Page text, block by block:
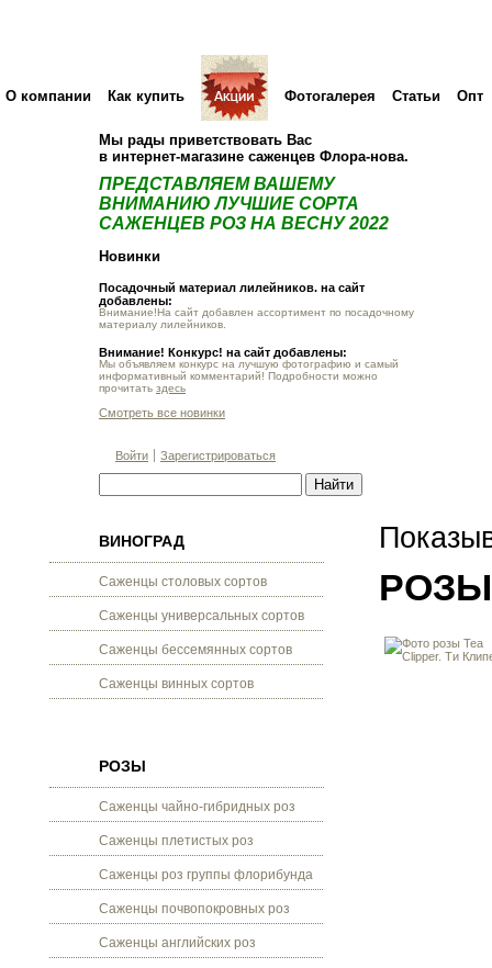
О компании Как купить Фотогалерея Статьи Опт
Мы рады приветствовать Вас
в интернет-магазине саженцев Флора-нова.
ПРЕДСТАВЛЯЕМ ВАШЕМУ
ВНИМАНИЮ ЛУЧШИЕ СОРТА
САЖЕНЦЕВ РОЗ НА ВЕСНУ 2022
Новинки
Посадочный материал лилейников. на сайт
добавлены:
Внимание!На сайт добавлен ассортимент по посадочному
материалу лилейников.
Внимание! Конкурс! на сайт добавлены:
Мы объявляем конкурс на лучшую фотографию и самый
информативный комментарий! Подробности можно
прочитать здесь
Смотреть все новинки
Войти Зарегистрироваться
ВИНОГРАД
Саженцы столовых сортов
Саженцы универсальных сортов
Саженцы бессемянных сортов
Саженцы винных сортов
РОЗЫ
Саженцы чайно-гибридных роз
Саженцы плетистых роз
Саженцы роз группы флорибунда
Саженцы почвопокровных роз
Саженцы английских роз
РОЗЫ